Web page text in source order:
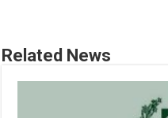
Related News